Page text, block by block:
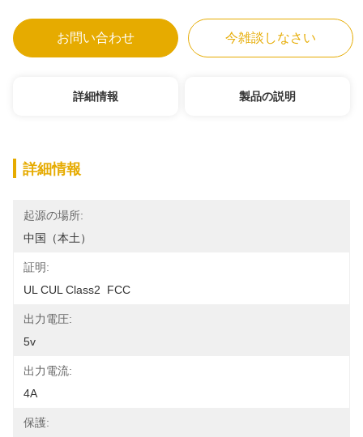
お問い合わせ 今雑談しなさい
詳細情報 製品の説明
詳細情報
起源の場所:
中国（本土）
証明:
UL CUL Class2  FCC
出力電圧:
5v
出力電流:
4A
保護: